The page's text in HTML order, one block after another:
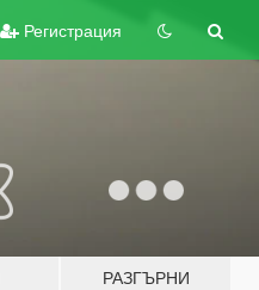
Регистрация
РАЗГЪРНИ